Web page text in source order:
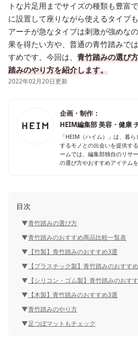
トな片足用までサイズの種類も豊富
に設置して座りながら使えるタイプ
アーチが急なタイプは刺激が強めな
果を得たい方や、普通の青竹踏みで
すめです。今回は、 青竹踏みの選び
踏みのやり方を紹介します。
2022年02月20日更新
企画・制作：
HEIM編集部 美容・健康
「HEIM（ハイム）」は、暮
するモノとの出会いを提供す
ームでは、編集部独自のリサ
の選び方やおすすめアイテム
目次
青竹踏みの選び方
青竹踏みのおすすめ商品比較一覧表
【竹製】青竹踏みのおすすめ3選
【プラスチック製】青竹踏みのおすす
【シリコン・ゴム製】青竹踏みのおす
【木製】青竹踏みのおすすめ3選
青竹踏みのやり方
足つぼマットもチェック